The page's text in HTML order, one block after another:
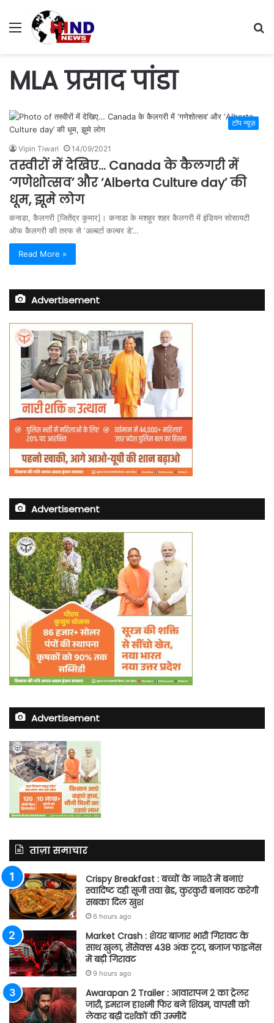
Menu
MLA प्रसाद पांडा
टॉप न्यूज़
Vipin Tiwari 14/09/2021
तस्वीरों में देखिए… Canada के कैलगरी में
‘गणेशोत्सव’ और ‘Alberta Culture day’ की
धूम, झूमे लोग
कनाडा, कैलगरी [जितेंद्र कुमार]। कनाडा के मशहूर शहर कैलगरी में इंडियन सोसायटी
ऑफ कैलगरी की तरफ से ‘अल्बर्टा कल्चर डे’…
Read More »
Advertisement
Advertisement
Advertisement
ताज़ा समाचार
Crispy Breakfast : बच्चों के नाश्ते में बनाएं
स्वादिष्ट दही सूजी तवा ब्रेड, कुरकुरी बनावट करेगी
सबका दिल खुश
6 hours ago
Market Crash : शेयर बाजार भारी गिरावट के
साथ खुला, सेंसेक्स 438 अंक टूटा, बजाज फाइनेंस
में बड़ी गिरावट
9 hours ago
Awarapan 2 Trailer : आवारापन 2 का ट्रेलर
जारी, इमरान हाशमी फिर बने शिवम, वापसी को
लेकर बढ़ी दर्शकों की उम्मीदें